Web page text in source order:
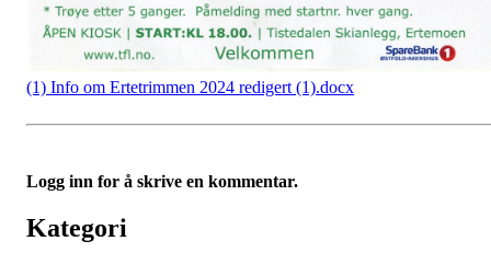
(1) Info om Ertetrimmen 2024 redigert (1).docx
Logg inn for å skrive en kommentar.
Kategori